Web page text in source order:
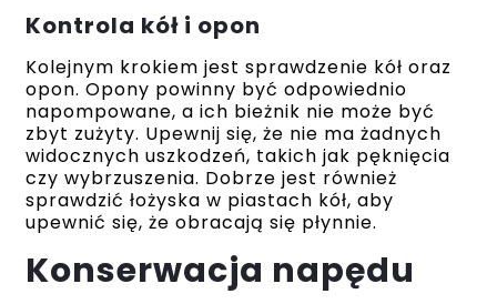
Kontrola kół i opon
Kolejnym krokiem jest sprawdzenie kół oraz
opon. Opony powinny być odpowiednio
napompowane, a ich bieżnik nie może być
zbyt zużyty. Upewnij się, że nie ma żadnych
widocznych uszkodzeń, takich jak pęknięcia
czy wybrzuszenia. Dobrze jest również
sprawdzić łożyska w piastach kół, aby
upewnić się, że obracają się płynnie.
Konserwacja napędu